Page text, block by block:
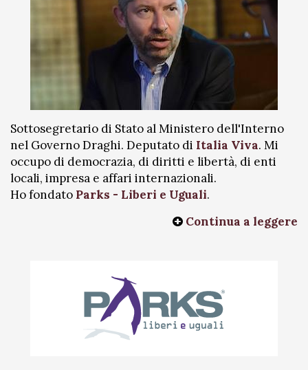
Sottosegretario di Stato al Ministero dell'Interno
nel Governo Draghi. Deputato di Italia Viva. Mi
occupo di democrazia, di diritti e libertà, di enti
locali, impresa e affari internazionali.
Ho fondato Parks - Liberi e Uguali.
Continua a leggere